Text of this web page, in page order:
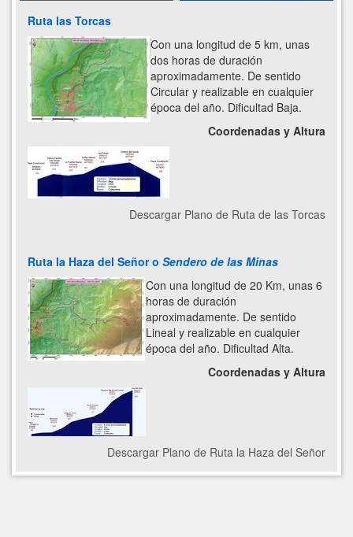
Ruta las Torcas
Con una longitud de 5 km, unas
dos horas de duración
aproximadamente. De sentido
Circular y realizable en cualquier
época del año. Dificultad Baja.
Coordenadas y Altura
Descargar Plano de Ruta de las Torcas
Ruta la Haza del Señor o Sendero de las Minas
Con una longitud de 20 Km, unas 6
horas de duración
aproximadamente. De sentido
Lineal y realizable en cualquier
época del año. Dificultad Alta.
Coordenadas y Altura
Descargar Plano de Ruta la Haza del Señor